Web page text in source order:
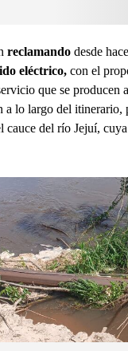
reclamando desde hace
eléctrico, con el
que se producen
a lo largo del itinerario,
cauce del río Jejuí,